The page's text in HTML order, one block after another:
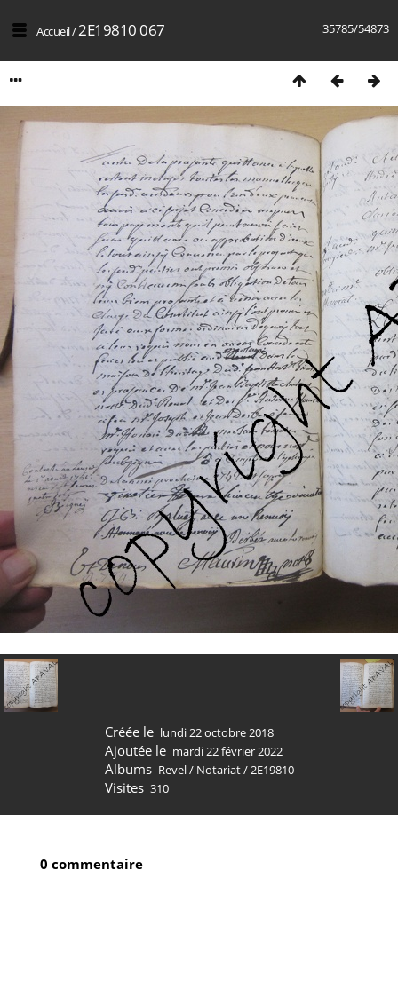
35785/54873
Accueil/2E19810 067
Créée le lundi 22 octobre 2018
Ajoutée le mardi 22 février 2022
Albums Revel/ Notariat/2E19810
Visites 310
0 commentaire